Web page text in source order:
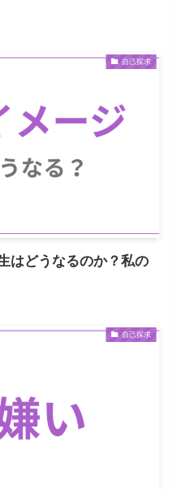
自己探求
はどうなるのか？私の
自己探求